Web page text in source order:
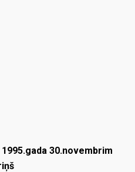
30.novembrim